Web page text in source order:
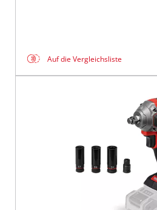
Auf die Vergleichsliste